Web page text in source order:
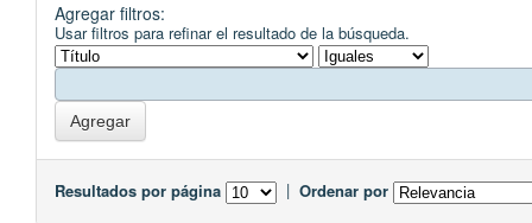
Agregar filtros:
Usar filtros para refinar el resultado de la búsqueda.
Resultados por página | Ordenar por